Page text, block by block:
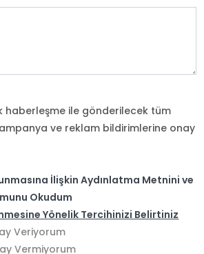
haberleşme ile gönderilecek tüm
ve reklam bildirimlerine onay
İlişkin Aydınlatma Metnini ve
Okudum
Yönelik Tercihinizi Belirtiniz
Veriyorum
Vermiyorum